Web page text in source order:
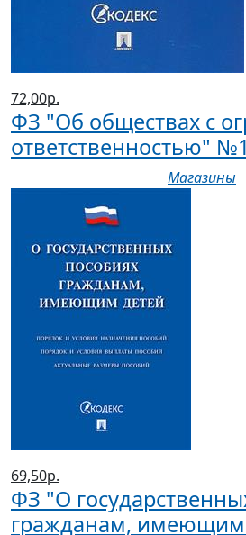
72,00р.
ФЗ "Об обществах с
ответственностью"
Магазины
69,50р.
ФЗ "О
гражданам, имеющим